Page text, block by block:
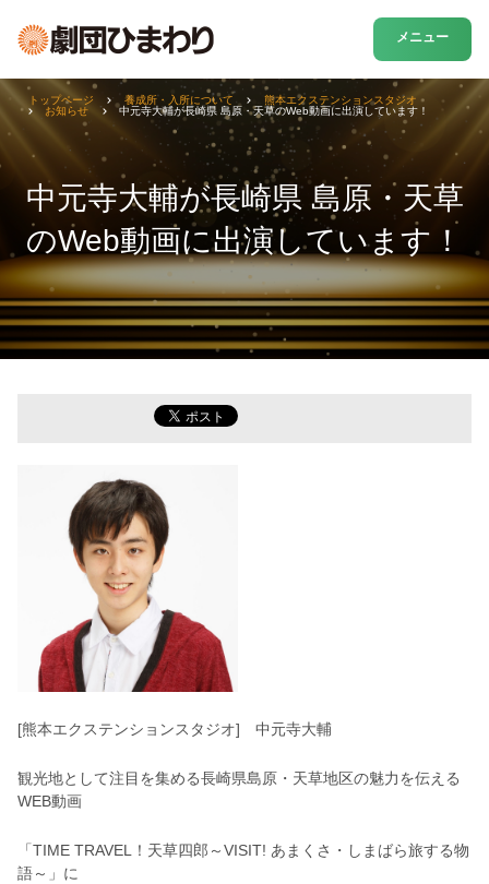
メニュー
中元寺大輔が長崎県 島原・天草
のWeb動画に出演しています！
トップページ 養成所・入所について
熊本エクステンションスタジオ
お知らせ
中元寺大輔が長崎県 島原・天草のWeb動画に出演しています！
[熊本エクステンションスタジオ] 中元寺大輔
観光地として注目を集める長崎県島原・天草地区の魅力を伝える
WEB動画
「TIME TRAVEL！天草四郎～VISIT! あまくさ・しまばら旅する物
語～」に